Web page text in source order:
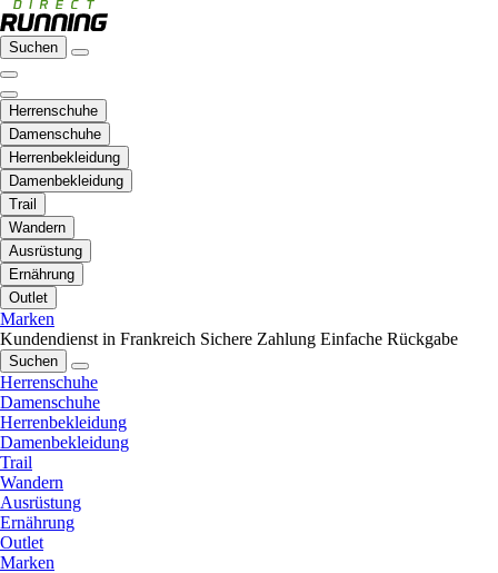
Suchen
Herrenschuhe
Damenschuhe
Herrenbekleidung
Damenbekleidung
Trail
Wandern
Ausrüstung
Ernährung
Outlet
Marken
Kundendienst in Frankreich Sichere Zahlung Einfache Rückgabe
Suchen
Herrenschuhe
Damenschuhe
Herrenbekleidung
Damenbekleidung
Trail
Wandern
Ausrüstung
Ernährung
Outlet
Marken